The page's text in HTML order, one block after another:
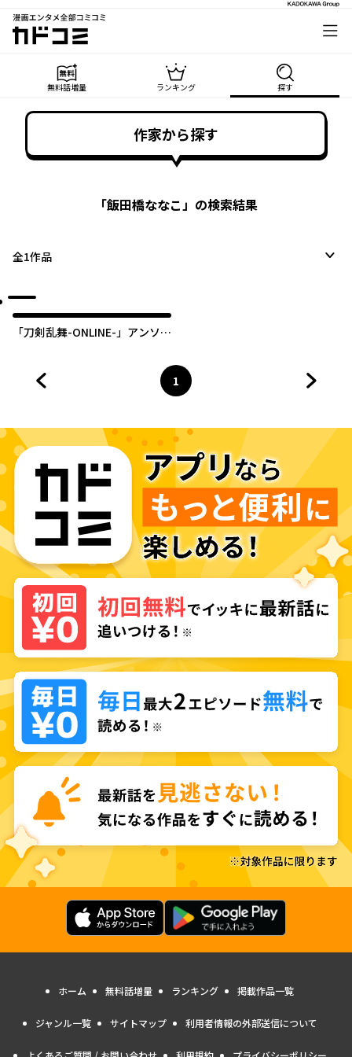
漫画エンタメ全部コミコミ
カドコミ
無料話増量 ランキング 探す
作家から探す
「飯田橋ななこ」の検索結果
全1作品
「刀剣乱舞-ONLINE-」アンソロ
ページ
1
へ
ホーム 無料話増量 ランキング 掲載作品一覧
ジャンル一覧 サイトマップ 利用者情報の外部送信について